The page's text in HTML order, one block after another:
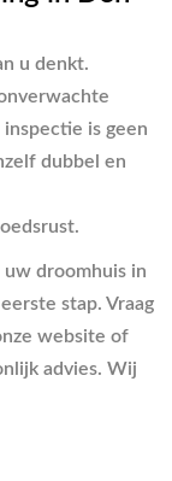
u denkt.
is geen
dubbel en
droomhuis in
stap. Vraag
website of
advies. Wij